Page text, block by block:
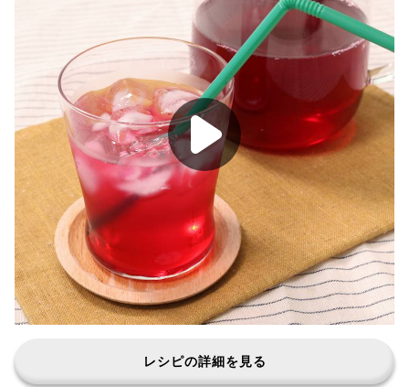
レシピの詳細を見る